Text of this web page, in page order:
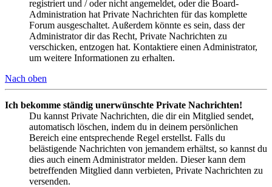
registriert und / oder nicht angemeldet, oder die Board-
Administration hat Private Nachrichten für das komplette
Forum ausgeschaltet. Außerdem könnte es sein, dass der
Administrator dir das Recht, Private Nachrichten zu
verschicken, entzogen hat. Kontaktiere einen Administrator,
um weitere Informationen zu erhalten.
Nach oben
Ich bekomme ständig unerwünschte Private Nachrichten!
Du kannst Private Nachrichten, die dir ein Mitglied sendet,
automatisch löschen, indem du in deinem persönlichen
Bereich eine entsprechende Regel erstellst. Falls du
belästigende Nachrichten von jemandem erhältst, so kannst du
dies auch einem Administrator melden. Dieser kann dem
betreffenden Mitglied dann verbieten, Private Nachrichten zu
versenden.